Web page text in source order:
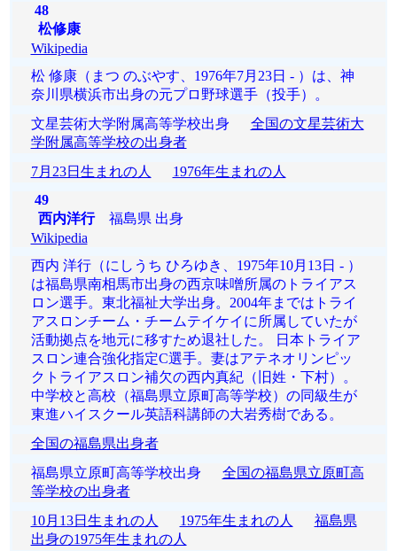
48
松修康
Wikipedia
松 修康（まつ のぶやす、1976年7月23日 - ）は、神
奈川県横浜市出身の元プロ野球選手（投手）。
文星芸術大学附属高等学校出身 全国の文星芸術大
学附属高等学校の出身者
7月23日生まれの人
1976年生まれの人
49
西内洋行福島県 出身
Wikipedia
西内 洋行（にしうち ひろゆき、1975年10月13日 - ）
は福島県南相馬市出身の西京味噌所属のトライアス
ロン選手。東北福祉大学出身。2004年まではトライ
アスロンチーム・チームテイケイに所属していたが
活動拠点を地元に移すため退社した。 日本トライア
スロン連合強化指定C選手。妻はアテネオリンピッ
クトライアスロン補欠の西内真紀（旧姓・下村）。
中学校と高校（福島県立原町高等学校）の同級生が
東進ハイスクール英語科講師の大岩秀樹である。
全国の福島県出身者
福島県立原町高等学校出身 全国の福島県立原町高
等学校の出身者
10月13日生まれの人
1975年生まれの人
福島県
出身の1975年生まれの人